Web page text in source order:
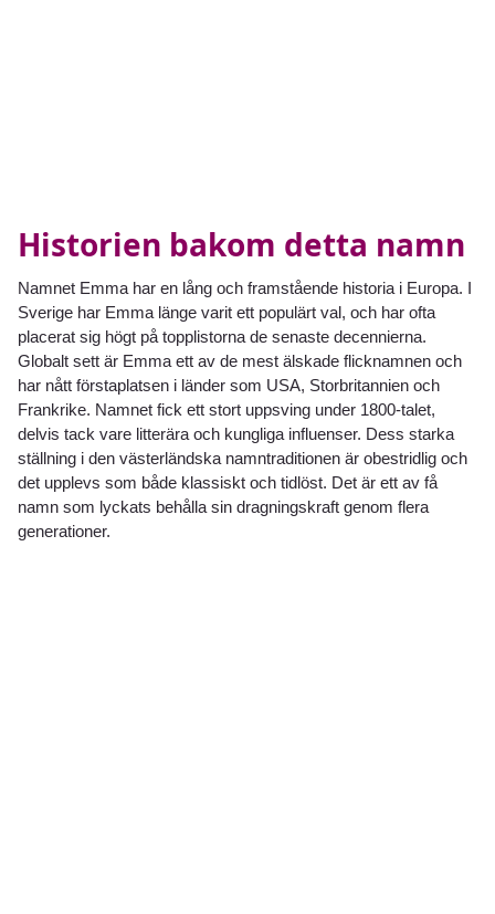
Historien bakom detta namn
Namnet Emma har en lång och framstående historia i Europa. I
Sverige har Emma länge varit ett populärt val, och har ofta
placerat sig högt på topplistorna de senaste decennierna.
Globalt sett är Emma ett av de mest älskade flicknamnen och
har nått förstaplatsen i länder som USA, Storbritannien och
Frankrike. Namnet fick ett stort uppsving under 1800-talet,
delvis tack vare litterära och kungliga influenser. Dess starka
ställning i den västerländska namntraditionen är obestridlig och
det upplevs som både klassiskt och tidlöst. Det är ett av få
namn som lyckats behålla sin dragningskraft genom flera
generationer.